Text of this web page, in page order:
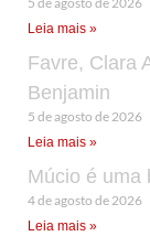
Leia mais »
Favre, Clara
Benjamin
5 de agosto de 2026
Leia mais »
Múcio é uma
4 de agosto de 2026
Leia mais »